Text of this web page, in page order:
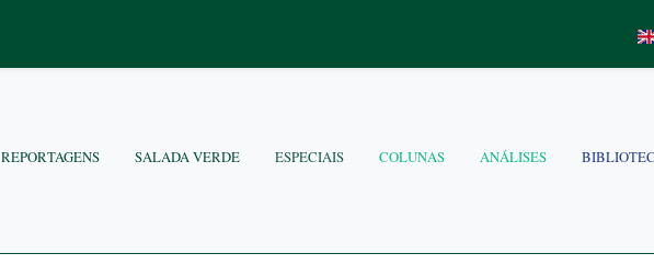
REPORTAGENS SALADA VERDE ESPECIAIS COLUNAS ANÁLISES